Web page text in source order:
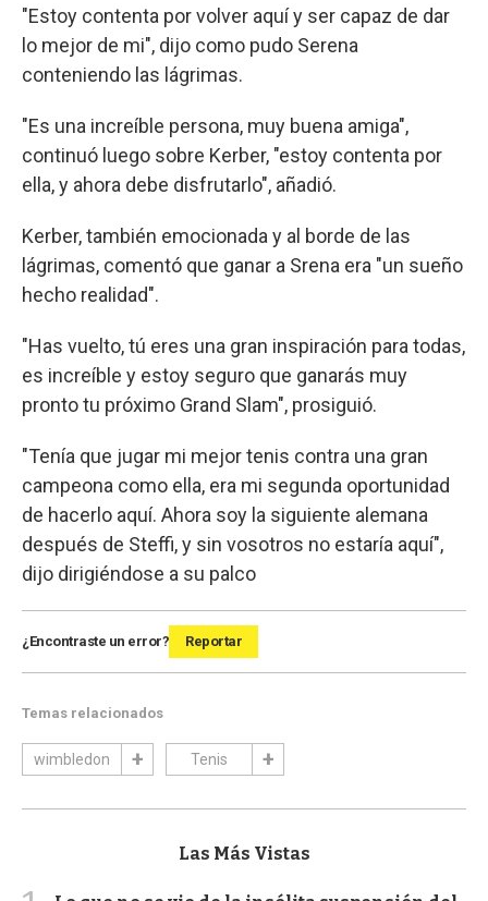
"Estoy contenta por volver aquí y ser capaz de dar
lo mejor de mi", dijo como pudo Serena
conteniendo las lágrimas.
"Es una increíble persona, muy buena amiga",
continuó luego sobre Kerber, "estoy contenta por
ella, y ahora debe disfrutarlo", añadió.
Kerber, también emocionada y al borde de las
lágrimas, comentó que ganar a Srena era "un sueño
hecho realidad".
"Has vuelto, tú eres una gran inspiración para todas,
es increíble y estoy seguro que ganarás muy
pronto tu próximo Grand Slam", prosiguió.
"Tenía que jugar mi mejor tenis contra una gran
campeona como ella, era mi segunda oportunidad
de hacerlo aquí. Ahora soy la siguiente alemana
después de Steffi, y sin vosotros no estaría aquí",
dijo dirigiéndose a su palco
¿Encontraste un error? Reportar
Temas relacionados
wimbledon Tenis
Las Más Vistas